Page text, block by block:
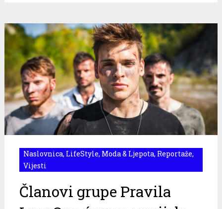
Naslovnica, LifeStyle, Moda & Ljepota, Reportaže,
Vijesti
Članovi grupe Pravila